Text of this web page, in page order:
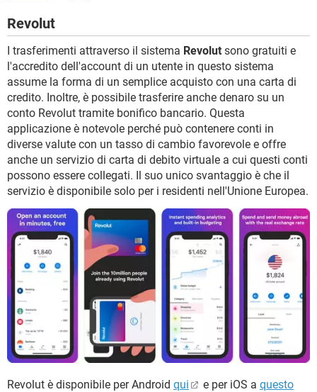
Revolut
I trasferimenti attraverso il sistema Revolut sono gratuiti e
l'accredito dell'account di un utente in questo sistema
assume la forma di un semplice acquisto con una carta di
credito. Inoltre, è possibile trasferire anche denaro su un
conto Revolut tramite bonifico bancario. Questa
applicazione è notevole perché può contenere conti in
diverse valute con un tasso di cambio favorevole e offre
anche un servizio di carta di debito virtuale a cui questi conti
possono essere collegati. Il suo unico svantaggio è che il
servizio è disponibile solo per i residenti nell'Unione Europea.
Revolut è disponibile per Android qui e per iOS a questo